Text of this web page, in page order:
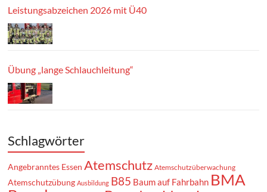
Leistungsabzeichen 2026 mit Ü40
Übung „lange Schlauchleitung“
Schlagwörter
Angebranntes Essen Atemschutz Atemschutzüberwachung
Atemschutzübung Ausbildung B85 Baum auf Fahrbahn BMA